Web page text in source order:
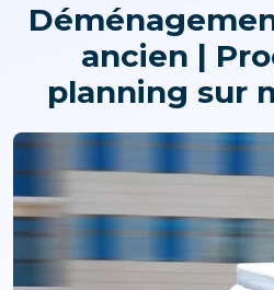
ancien |
planning sur